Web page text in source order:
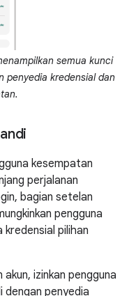
semua kunci
penyedia kredensial dan
kesempatan
perjalanan
bagian setelan
pengguna
kredensial pilihan
izinkan pengguna
dengan penyedia